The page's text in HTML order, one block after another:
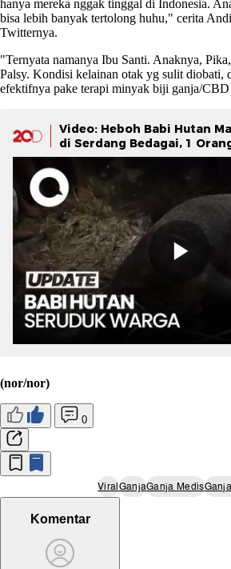
hanya mereka nggak tinggal di Indonesia.
bisa lebih banyak tertolong huhu," cerita
Twitternya.
"Ternyata namanya Ibu Santi. Anaknya,
Palsy. Kondisi kelainan otak yg sulit diobati,
efektifnya pake terapi minyak biji ganja/
Video: Heboh Babi Hutan
di Serdang Bedagai, 1
(nor/nor)
0
ViralGanjaGanja Medis
Komentar